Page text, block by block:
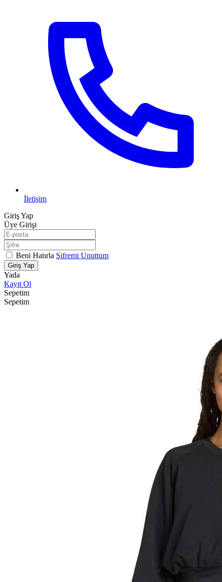
İletişim
Giriş Yap
Üye Girişi
Beni Hatırla Şifremi Unuttum
Giriş Yap
Yada
Kayıt Ol
Sepetim
Sepetim